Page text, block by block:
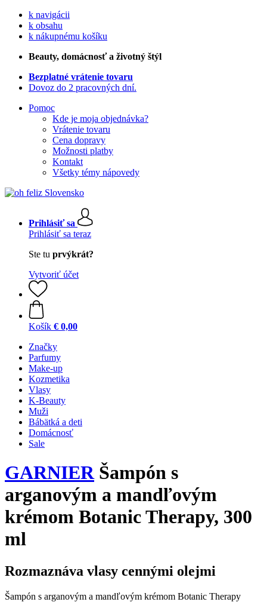
k navigácii
k obsahu
k nákupnému košíku
Beauty, domácnosť a životný štýl
Bezplatné vrátenie tovaru
Dovoz do 2 pracovných dní.
Pomoc
Kde je moja objednávka?
Vrátenie tovaru
Cena dopravy
Možnosti platby
Kontakt
Všetky témy nápovedy
Prihlásiť sa
Prihlásiť sa teraz
Ste tu prvýkrát?
Vytvoriť účet
Košík € 0,00
Značky
Parfumy
Make-up
Kozmetika
Vlasy
K-Beauty
Muži
Bábätká a deti
Domácnosť
Sale
GARNIERŠampón s
arganovým a mandľovým
krémom Botanic Therapy, 300
ml
Rozmaznáva vlasy cennými olejmi
Šampón s arganovým a mandľovým krémom Botanic Therapy